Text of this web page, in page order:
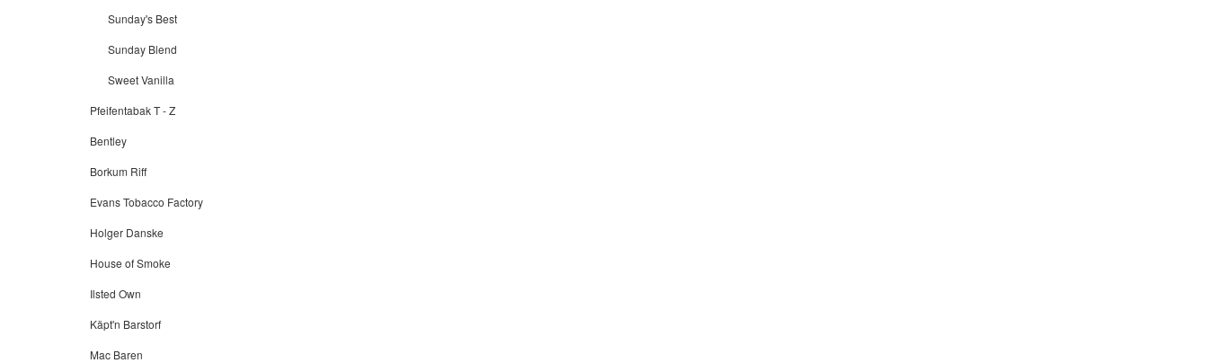
Sunday's Best
Sunday Blend
Sweet Vanilla
Pfeifentabak T - Z
Bentley
Borkum Riff
Evans Tobacco Factory
Holger Danske
House of Smoke
Ilsted Own
Käpt'n Barstorf
Mac Baren